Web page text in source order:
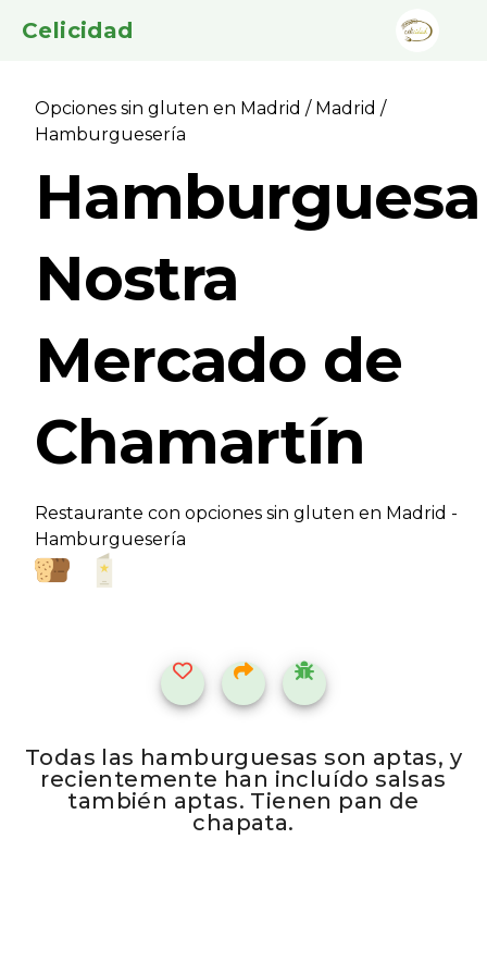
Celicidad
Opciones sin gluten en Madrid / Madrid /
Hamburgueserí­a
Hamburguesa
Nostra
Mercado de
Chamartí­n
Restaurante con opciones sin gluten en Madrid -
Hamburgueserí­a
Todas las hamburguesas son aptas, y
recientemente han incluí­do salsas
también aptas. Tienen pan de
chapata.